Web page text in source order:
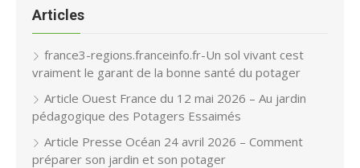
Articles
france3-regions.franceinfo.fr-Un sol vivant cest
vraiment le garant de la bonne santé du potager
Article Ouest France du 12 mai 2026 – Au jardin
pédagogique des Potagers Essaimés
Article Presse Océan 24 avril 2026 – Comment
préparer son jardin et son potager